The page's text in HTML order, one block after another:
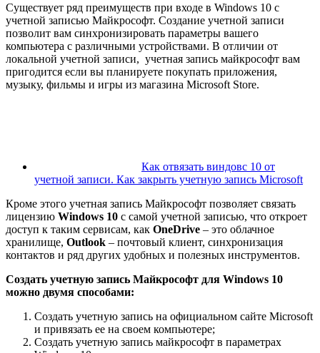
Существует ряд преимуществ при входе в Windows 10 с
учетной записью Майкрософт. Создание учетной записи
позволит вам синхронизировать параметры вашего
компьютера с различными устройствами. В отличии от
локальной учетной записи, учетная запись майкрософт вам
пригодится если вы планируете покупать приложения,
музыку, фильмы и игры из магазина Microsoft Store.
Как отвязать виндовс 10 от
учетной записи. Как закрыть учетную запись Microsoft
Кроме этого учетная запись Майкрософт позволяет связать
лицензию Windows 10 с самой учетной записью, что откроет
доступ к таким сервисам, как OneDrive – это облачное
хранилище, Outlook – почтовый клиент, синхронизация
контактов и ряд других удобных и полезных инструментов.
Создать учетную запись Майкрософт для Windows 10
можно двумя способами:
Создать учетную запись на официальном сайте Microsoft
и привязать ее на своем компьютере;
Создать учетную запись майкрософт в параметрах